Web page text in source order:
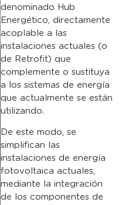
denominado Hub
Energético, directamente
acoplable a las
instalaciones actuales (o
de Retrofit) que
complemente o sustituya
a los sistemas de energía
que actualmente se están
utilizando.
De este modo, se
simplifican las
instalaciones de energía
fotovoltaica actuales,
mediante la integración
de los componentes de